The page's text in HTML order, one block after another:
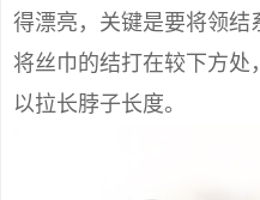
得漂亮，关键是要将领结
将丝巾的结打在较下方处
以拉长脖子长度。